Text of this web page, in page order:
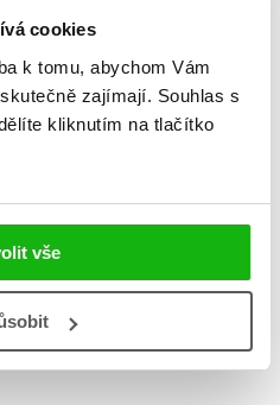
cookies
k tomu, abychom Vám
zajímají. Souhlas s
kliknutím na tlačítko
vše
Cute & comfy colouring book
angličtina
8
Kniha - omalovánky